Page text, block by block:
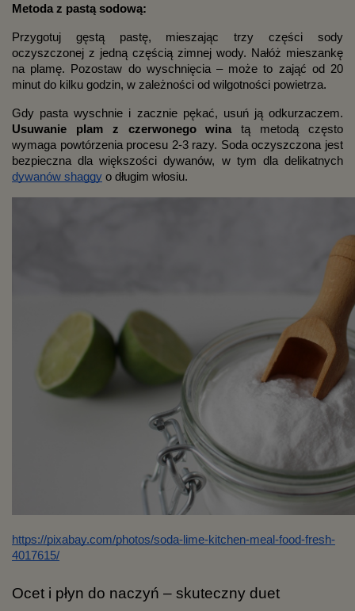
Metoda z pastą sodową:
Przygotuj gęstą pastę, mieszając trzy części sody
oczyszczonej z jedną częścią zimnej wody. Nałóż mieszankę
na plamę. Pozostaw do wyschnięcia – może to zająć od 20
minut do kilku godzin, w zależności od wilgotności powietrza.
Gdy pasta wyschnie i zacznie pękać, usuń ją odkurzaczem.
Usuwanie plam z czerwonego wina tą metodą często
wymaga powtórzenia procesu 2-3 razy. Soda oczyszczona jest
bezpieczna dla większości dywanów, w tym dla delikatnych
dywanów shaggy o długim włosiu.
https://pixabay.com/photos/soda-lime-kitchen-meal-food-fresh-
4017615/
Ocet i płyn do naczyń – skuteczny duet